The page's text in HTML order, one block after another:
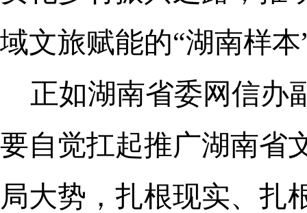
域文旅赋能的“湖南样本
正如湖南省委网信办
要自觉扛起推广湖南省
局大势，扎根现实、扎